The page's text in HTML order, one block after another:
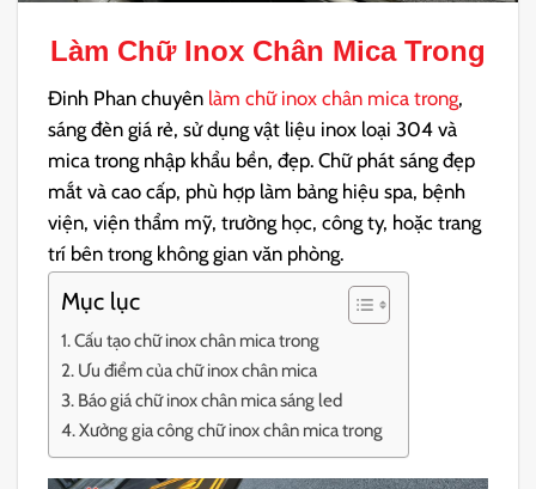
Làm Chữ Inox Chân Mica Trong
Đinh Phan chuyên làm chữ inox chân mica trong,
sáng đèn giá rẻ, sử dụng vật liệu inox loại 304 và
mica trong nhập khẩu bền, đẹp. Chữ phát sáng đẹp
mắt và cao cấp, phù hợp làm bảng hiệu spa, bệnh
viện, viện thẩm mỹ, trường học, công ty, hoặc trang
trí bên trong không gian văn phòng.
Mục lục
Cấu tạo chữ inox chân mica trong
Ưu điểm của chữ inox chân mica
Báo giá chữ inox chân mica sáng led
Xưởng gia công chữ inox chân mica trong